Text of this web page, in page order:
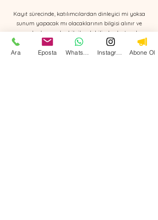
Kayıt sürecinde, katılımcılardan dinleyici mi yoksa
sunum yapacak mı olacaklarının bilgisi alınır ve
grup planlaması bu bilgiler dahilinde oluşturulur.
Süpervizyon Grupları Gün ve Saatleri (Eylül
Ara Eposta Abone Ol